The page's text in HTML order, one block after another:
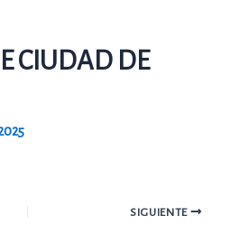
CIUDAD DE
SIGUIENTE